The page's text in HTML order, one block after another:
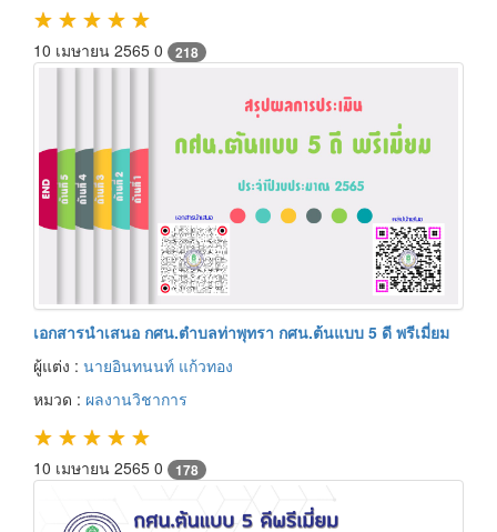
★ ★ ★ ★ ★
10 เมษายน 2565 0 218
เอกสารนำเสนอ กศน.ตำบลท่าพุทรา กศน.ต้นแบบ 5 ดี พรีเมี่ยม
ผู้แต่ง : นายอินทนนท์ แก้วทอง
หมวด : ผลงานวิชาการ
★ ★ ★ ★ ★
10 เมษายน 2565 0 178